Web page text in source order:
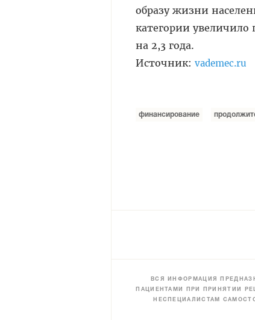
образу жизни
категории
на 2,3 года.
Источник: vademec.ru
финансирование
ВСЯ ИНФОРМАЦИЯ
ПАЦИЕНТАМИ ПРИ ПРИНЯТИИ
НЕСПЕЦИАЛИСТАМ